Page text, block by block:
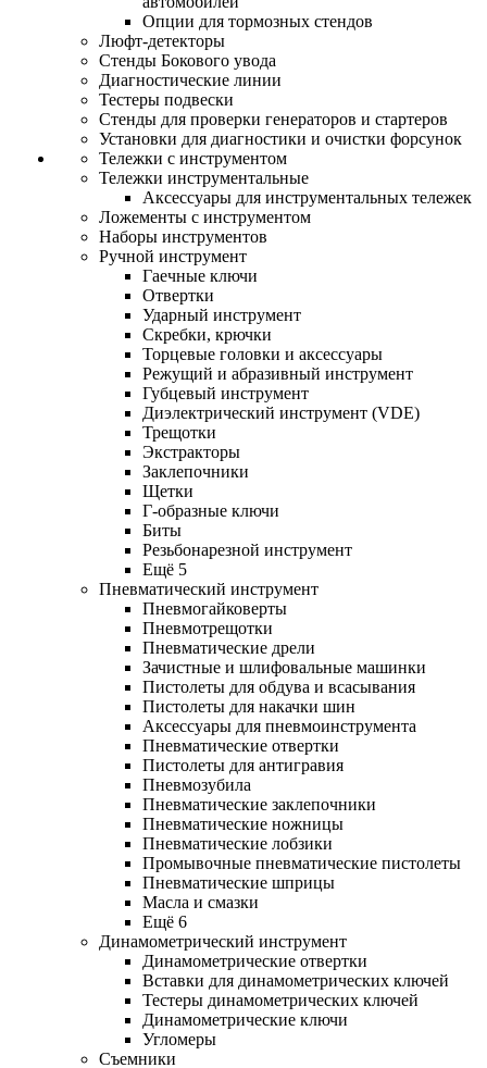
Опции для тормозных стендов
Люфт-детекторы
Стенды Бокового увода
Диагностические линии
Тестеры подвески
Стенды для проверки генераторов и стартеров
Установки для диагностики и очистки форсунок
Тележки с инструментом
Тележки инструментальные
Аксессуары для инструментальных тележек
Ложементы с инструментом
Наборы инструментов
Ручной инструмент
Гаечные ключи
Отвертки
Ударный инструмент
Скребки, крючки
Торцевые головки и аксессуары
Режущий и абразивный инструмент
Губцевый инструмент
Диэлектрический инструмент (VDE)
Трещотки
Экстракторы
Заклепочники
Щетки
Г-образные ключи
Биты
Резьбонарезной инструмент
Ещё 5
Пневматический инструмент
Пневмогайковерты
Пневмотрещотки
Пневматические дрели
Зачистные и шлифовальные машинки
Пистолеты для обдува и всасывания
Пистолеты для накачки шин
Аксессуары для пневмоинструмента
Пневматические отвертки
Пистолеты для антигравия
Пневмозубила
Пневматические заклепочники
Пневматические ножницы
Пневматические лобзики
Промывочные пневматические пистолеты
Пневматические шприцы
Масла и смазки
Ещё 6
Динамометрический инструмент
Динамометрические отвертки
Вставки для динамометрических ключей
Тестеры динамометрических ключей
Динамометрические ключи
Угломеры
Съемники